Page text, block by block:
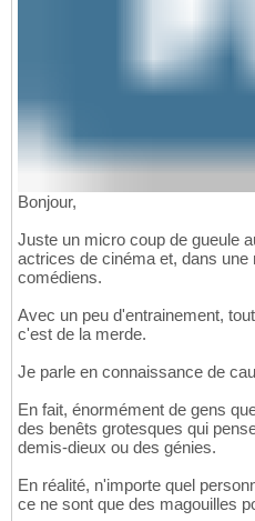
Bonjour,
Juste un micro coup de gueule
actrices de cinéma et, dans une
comédiens.
Avec un peu d'entrainement,
c'est de la merde.
Je parle en connaissance de
En fait, énormément de gens
des benêts grotesques qui
demis-dieux ou des génies.
En réalité, n'importe quel
ce ne sont que des magouilles